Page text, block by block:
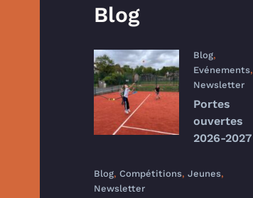
Blog
Blog,
Evénements,
Newsletter
Portes
ouvertes
2026-2027
Blog, Compétitions, Jeunes,
Newsletter